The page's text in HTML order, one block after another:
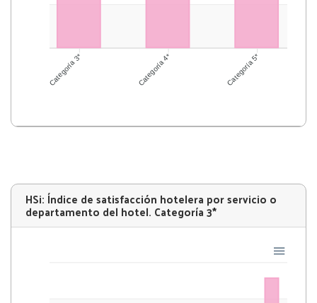
Categoría 3* Categoría 4* Categoría 5*
HSi: Índice de satisfacción hotelera por servicio o
departamento del hotel. Categoría 3*